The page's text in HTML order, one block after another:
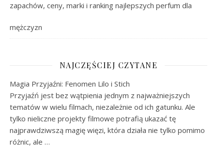
zapachów, ceny, marki i ranking najlepszych perfum dla
mężczyzn
NAJCZĘŚCIEJ CZYTANE
Magia Przyjaźni: Fenomen Lilo i Stich
Przyjaźń jest bez wątpienia jednym z najważniejszych
tematów w wielu filmach, niezależnie od ich gatunku. Ale
tylko nieliczne projekty filmowe potrafią ukazać tę
najprawdziwszą magię więzi, która działa nie tylko pomimo
różnic, ale …